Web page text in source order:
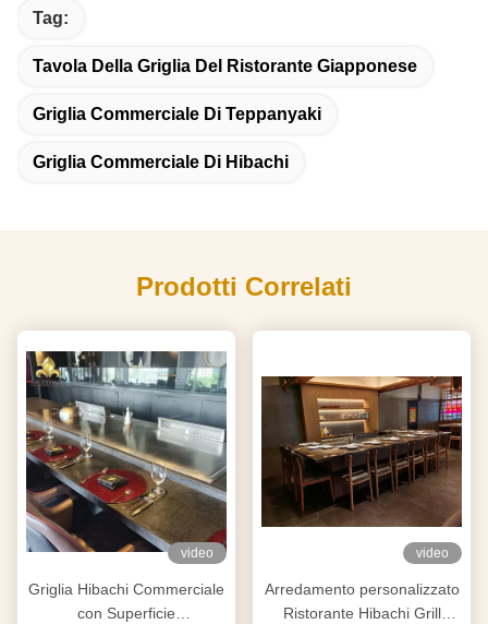
Tag:
Tavola Della Griglia Del Ristorante Giapponese
Griglia Commerciale Di Teppanyaki
Griglia Commerciale Di Hibachi
Prodotti Correlati
video
Griglia Hibachi Commerciale
con Superficie
video
Arredamento personalizzato
Ristorante Hibachi Grill